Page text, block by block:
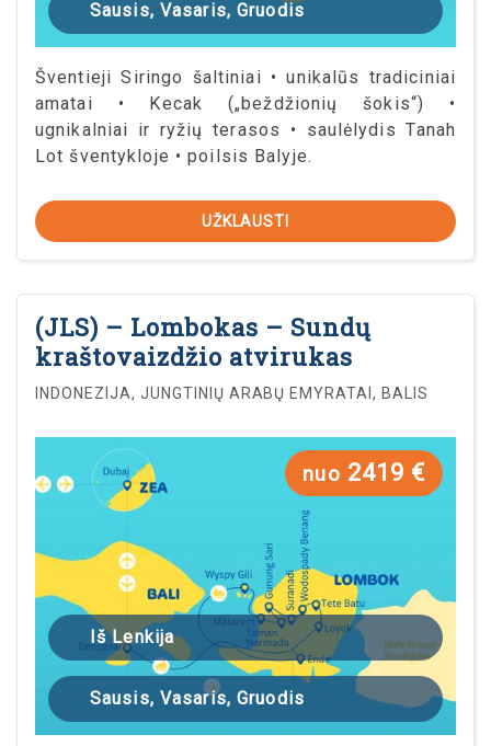
Sausis, Vasaris, Gruodis
Šventieji Siringo šaltiniai • unikalūs tradiciniai
amatai • Kecak („beždžionių šokis“) •
ugnikalniai ir ryžių terasos • saulėlydis Tanah
Lot šventykloje • poilsis Balyje.
UŽKLAUSTI
(JLS) – Lombokas – Sundų
kraštovaizdžio atvirukas
INDONEZIJA, JUNGTINIŲ ARABŲ EMYRATAI, BALIS
nuo 2419 €
Iš Lenkija
Sausis, Vasaris, Gruodis